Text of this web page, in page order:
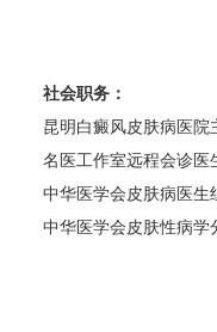
社会职务：
昆明白癜风皮肤病医院
名医工作室远程会诊医
中华医学会皮肤病医生
中华医学会皮肤性病学